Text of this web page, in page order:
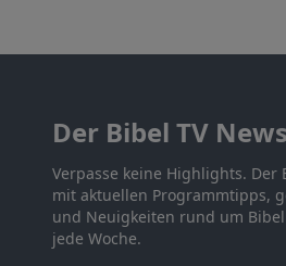
Der Bibel TV
Verpasse keine Highlights. Der
mit aktuellen Programmtipps,
und Neuigkeiten rund um
jede Woche.